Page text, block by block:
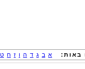
באות: א ב ג ד ה ו ז ח ט